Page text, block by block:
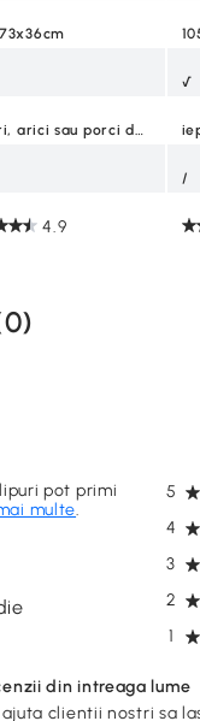
iepuri, arici sau porci de guinea
4.9
√
/
0)
pot primi
multe.
1
2
3
4
5
din intreaga lume
ajuta clientii nostri sa